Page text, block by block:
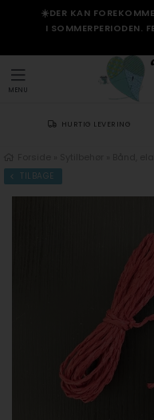
☀️DER KAN
I SOMMERPERIODEN.
MENU
HURTIG LEVERING
TILBAGE